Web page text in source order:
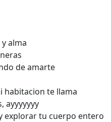
alma
de amarte
habitacion te llama
ayyyyyyy
explorar tu cuerpo entero